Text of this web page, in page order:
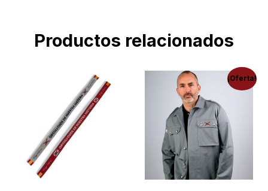
Productos relacionados
¡Oferta!